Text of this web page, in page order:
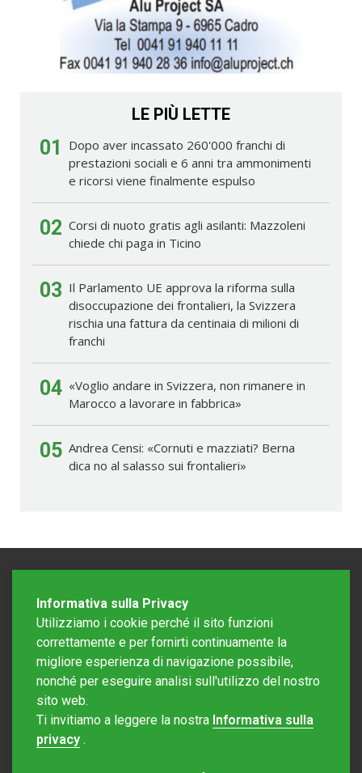
LE PIÙ LETTE
01
Dopo aver incassato 260'000 franchi di
prestazioni sociali e 6 anni tra ammonimenti
e ricorsi viene finalmente espulso
02 Corsi di nuoto gratis agli asilanti: Mazzoleni
chiede chi paga in Ticino
03 Il Parlamento UE approva la riforma sulla
disoccupazione dei frontalieri, la Svizzera
rischia una fattura da centinaia di milioni di
franchi
04 «Voglio andare in Svizzera, non rimanere in
Marocco a lavorare in fabbrica»
05 Andrea Censi: «Cornuti e mazziati? Berna
dica no al salasso sui frontalieri»
Editore Rotostampa SA
Informativa sulla Privacy
Utilizziamo i cookie perché il sito funzioni
correttamente e per fornirti continuamente la
migliore esperienza di navigazione possibile,
nonché per eseguire analisi sull'utilizzo del nostro
sito web.
Ti invitiamo a leggere la nostra Informativa sulla
privacy .